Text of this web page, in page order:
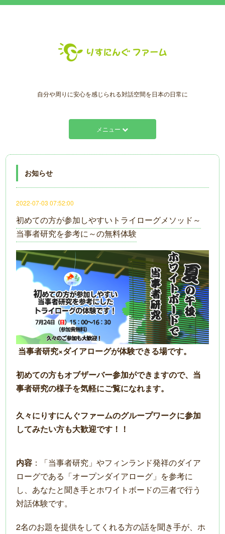
自分や周りに安心を感じられる対話空間を日本の日常に
メニュー
お知らせ
2022-07-03 07:52:00
初めての方が参加しやすいトライローグメソッド～
当事者研究を参考に～の無料体験
当事者研究×ダイアローグが体験できる場です。
初めての方もオブザーバー参加ができますので、当
事者研究の様子を気軽にご覧になれます。
久々にりすにんぐファームのグループワークに参加
してみたい方も大歓迎です！！
内容 ：「当事者研究」やフィンランド発祥のダイア
ローグである「オープンダイアローグ」を参考に
し、あなたと聞き手とホワイトボードの三者で行う
対話体験です。
2名のお題を提供をしてくれる方の話を聞き手が、ホ